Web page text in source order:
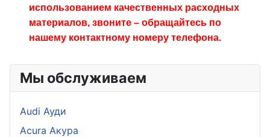
использованием качественных расходных
материалов, звоните – обращайтесь по
нашему контактному номеру телефона.
Мы обслуживаем
Audi Ауди
Acura Акура